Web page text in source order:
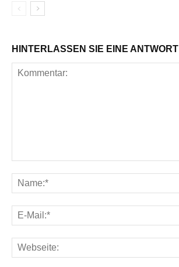
HINTERLASSEN SIE EINE ANTWORT